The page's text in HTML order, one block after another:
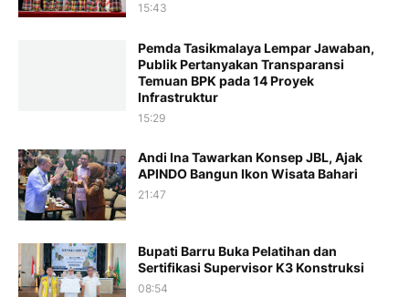
15:43
Pemda Tasikmalaya Lempar Jawaban,
Publik Pertanyakan Transparansi
Temuan BPK pada 14 Proyek
Infrastruktur
15:29
Andi Ina Tawarkan Konsep JBL, Ajak
APINDO Bangun Ikon Wisata Bahari
21:47
Bupati Barru Buka Pelatihan dan
Sertifikasi Supervisor K3 Konstruksi
08:54